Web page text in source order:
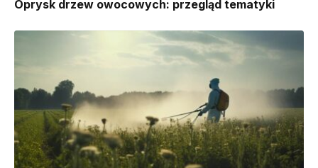
Oprysk drzew owocowych: przegląd tematyki